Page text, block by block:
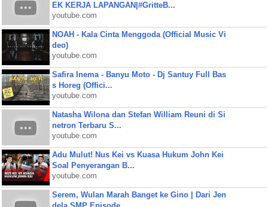
EK KERJA LAPANGAN|#GritteB...
youtube.com
NOAH - Kala Cinta Menggoda (Official Music Vi
deo)
youtube.com
Safira Inema - Banyu Moto - Dj Santuy Full Bas
s Horeg (Offici...
youtube.com
Natasha Wilona dan Stefan William Reuni di Si
netron Terbaru S...
youtube.com
Adu Mulut! Nus Kei vs Kuasa Hukum John Kei
Soal Penyerangan B...
youtube.com
Serem, Wulan Marah Banget ke Gino | Dari Jen